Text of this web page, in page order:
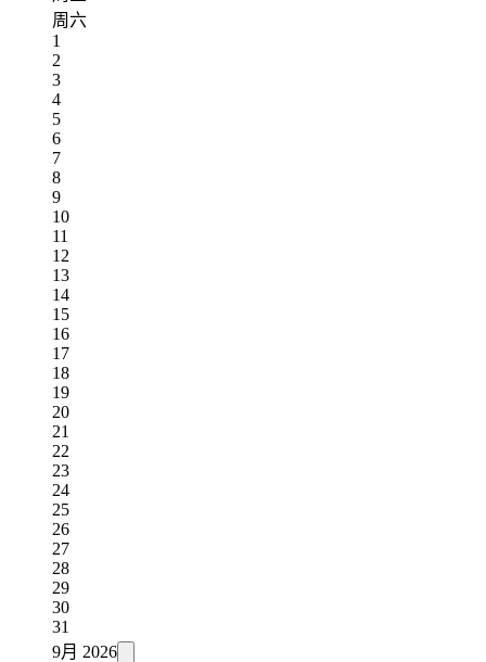
周六
1
2
3
4
5
6
7
8
9
10
11
12
13
14
15
16
17
18
19
20
21
22
23
24
25
26
27
28
29
30
31
9月 2026